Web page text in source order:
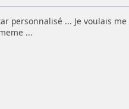
personnalisé ... Je voulais
...